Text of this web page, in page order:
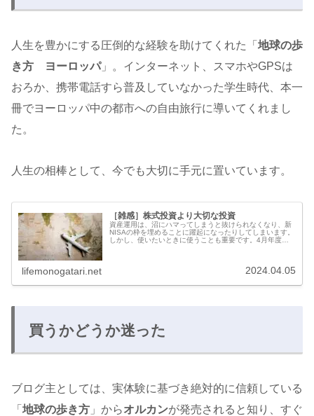
人生を豊かにする圧倒的な経験を助けてくれた「 地球の歩
き方 ヨーロッパ」。インターネット、スマホやGPSは
おろか、携帯電話すら普及していなかった学生時代、本一
冊でヨーロッパ中の都市への自由旅行に導いてくれまし
た。
人生の相棒として、今でも大切に手元に置いています。
［雑感］株式投資より大切な投資
資産運用は、沼にハマってしまうと抜けられなくなり、新
NISAの枠を埋めることに躍起になったりしてしまいます。
しかし、使いたいときに使うことも重要です。4月年度が
lifemonogatari.net 2024.04.05
買うかどうか迷った
ブログ主としては、実体験に基づき絶対的に信頼している
「 地球の歩き方 」からオルカンが発売されると知り、すぐ